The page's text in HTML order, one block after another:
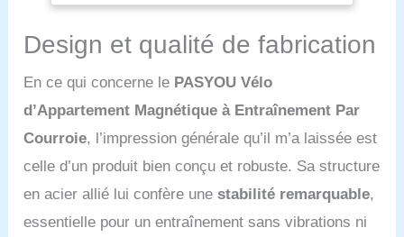
facilement l’intensité de
votre entraînement pour
vous concentrer
parcours fitness sans
interruptions. [Design
ergonomique et réglable]
: Ce Velo d Appartement
pliable dispose d’un siège
adapté aux utilisateurs de
Design et qualité de fabrication
En ce qui concerne le PASYOU Vélo
d’Appartement Magnétique à Entraînement Par
Courroie, l’impression générale qu’il m’a laissée est
celle d’un produit bien conçu et robuste. Sa structure
en acier allié lui confère unestabilité remarquable,
essentielle pour un entraînement sans vibrations ni